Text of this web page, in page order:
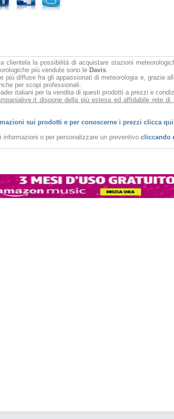
clientela la possibilità di acquistare stazioni
più vendute sono le Davis.
più diffuse fra gli appassionati di meteorologia e, grazie
per scopi professionali.
italiani per la vendita di questi prodotti a prezzi e
dispone della più estesa ed affidabile rete di
sui prodotti e per conoscerne i prezzi clicca qui
informazioni o per personalizzare un preventivo cliccando